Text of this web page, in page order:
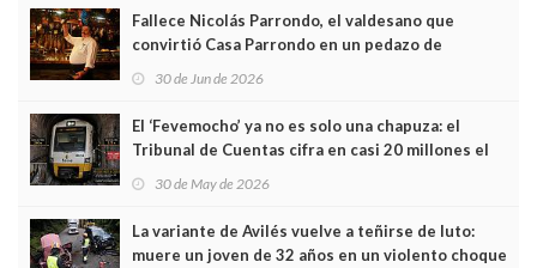
Fallece Nicolás Parrondo, el valdesano que
convirtió Casa Parrondo en un pedazo de
30 de Jun de 2026
El ‘Fevemocho’ ya no es solo una chapuza: el
Tribunal de Cuentas cifra en casi 20 millones el
30 de May de 2026
La variante de Avilés vuelve a teñirse de luto:
muere un joven de 32 años en un violento choque